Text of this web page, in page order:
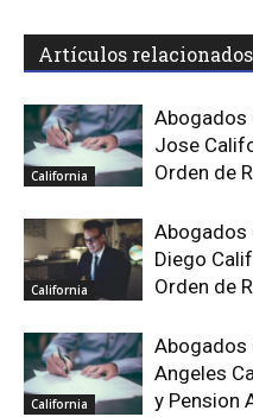
Artículos relacionados
California
Abogados
Jose
Orden de
California
Abogados
Diego
Orden de
California
Abogados
Angeles
y Pension